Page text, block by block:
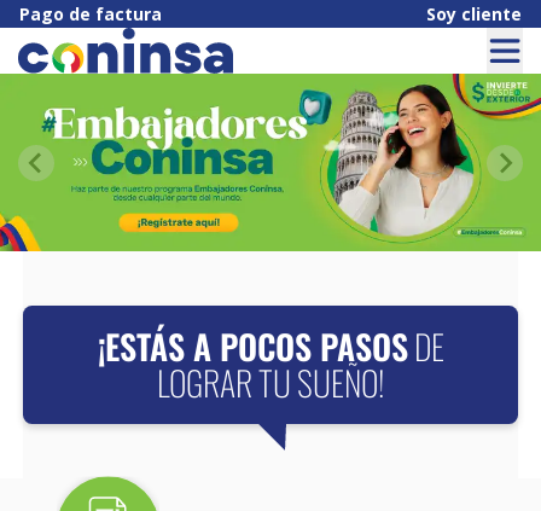
Pago de factura Soy cliente
¡ESTÁS A POCOS PASOSDE
LOGRAR TU SUEÑO!